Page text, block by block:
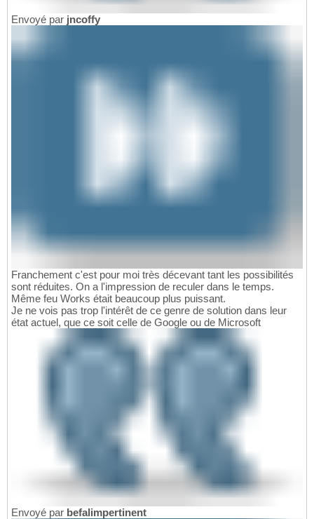
Envoyé par jncoffy
Franchement c'est pour moi très décevant tant les possibilités
sont réduites. On a l'impression de reculer dans le temps.
Même feu Works était beaucoup plus puissant.
Je ne vois pas trop l'intérêt de ce genre de solution dans leur
état actuel, que ce soit celle de Google ou de Microsoft
Envoyé par befalimpertinent